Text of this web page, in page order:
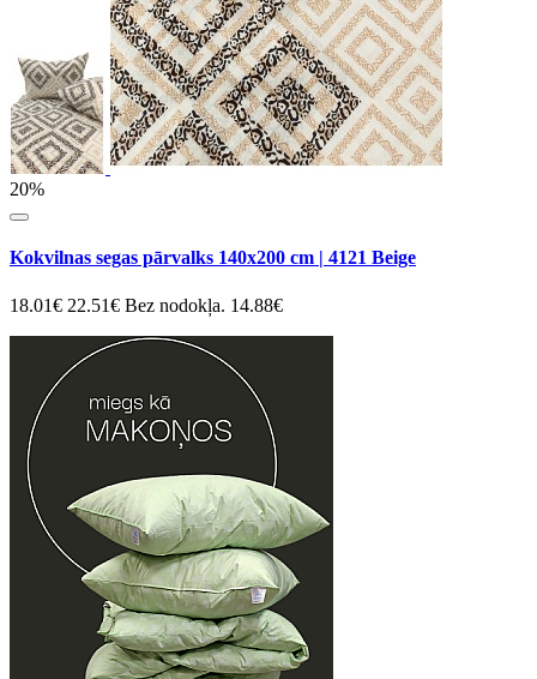
20%
Kokvilnas segas pārvalks 140x200 cm | 4121 Beige
18.01€ 22.51€ Bez nodokļa. 14.88€